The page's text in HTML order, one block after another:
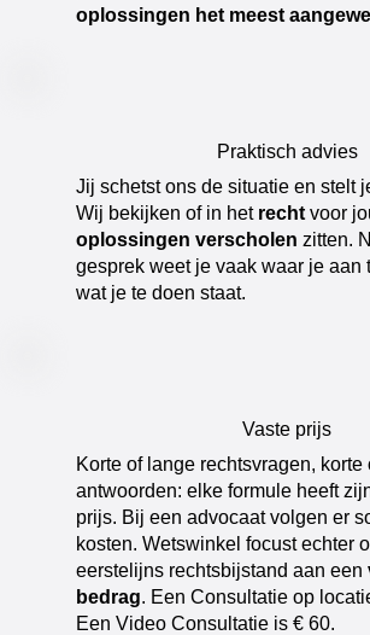
oplossingen het meest
Praktisch advies
​Jij schetst ons de situatie en stelt
Wij bekijken of in het rechtvoor
oplossingen verscholen zitten.
gesprek weet je vaak waar je aan
wat je te doen staat.
Vaste prijs
​Korte of lange rechtsvragen, korte
antwoorden: elke formule heeft
prijs. Bij een advocaat volgen er
kosten. Wetswinkel focust echter
eerstelijns rechtsbijstand aan een
bedrag. Een Consultatie op
Een Video Consultatie is € 60.